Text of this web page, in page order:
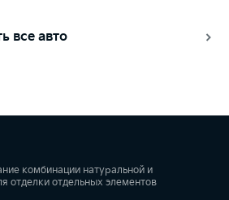
все авто
комбинации натуральной и
отделки отдельных элементов